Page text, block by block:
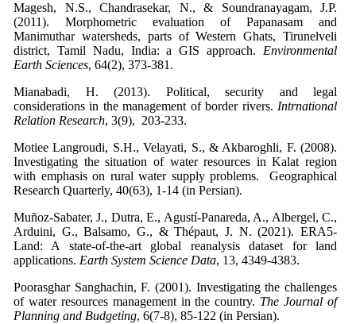
Magesh, N.S., Chandrasekar, N., & Soundranayagam, J.P.
(2011). Morphometric evaluation of Papanasam and
Manimuthar watersheds, parts of Western Ghats, Tirunelveli
district, Tamil Nadu, India: a GIS approach. Environmental
Earth Sciences, 64(2), 373-381.
Mianabadi, H. (2013). Political, security and legal
considerations in the management of border rivers. Intrnational
Relation Research, 3(9), 203-233.
Motiee Langroudi, S.H., Velayati, S., & Akbaroghli, F. (2008).
Investigating the situation of water resources in Kalat region
with emphasis on rural water supply problems. Geographical
Research Quarterly, 40(63), 1-14 (in Persian).
Muñoz-Sabater, J., Dutra, E., Agustí-Panareda, A., Albergel, C.,
Arduini, G., Balsamo, G., & Thépaut, J. N. (2021). ERA5-
Land: A state-of-the-art global reanalysis dataset for land
applications. Earth System Science Data, 13, 4349-4383.
Poorasghar Sanghachin, F. (2001). Investigating the challenges
of water resources management in the country. The Journal of
Planning and Budgeting, 6(7-8), 85-122 (in Persian).